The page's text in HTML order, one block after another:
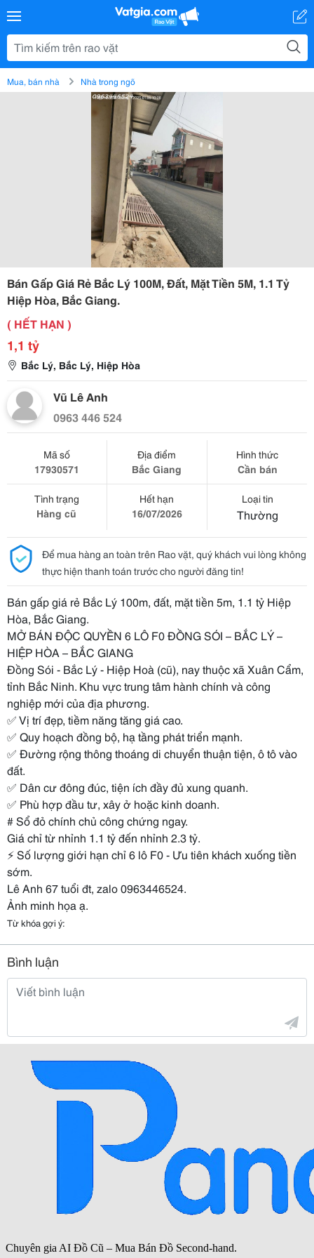
Mua, bán nhà Nhà trong ngõ
Bán Gấp Giá Rẻ Bắc Lý 100M, Đất, Mặt Tiền 5M, 1.1 Tỷ
Hiệp Hòa, Bắc Giang.
( HẾT HẠN )
1,1 tỷ
Bắc Lý, Bắc Lý, Hiệp Hòa
Vũ Lê Anh
0963 446 524
Mã số
17930571
Địa điểm
Bắc Giang
Hình thức
Cần bán
Tình trạng
Hàng cũ
Hết hạn
16/07/2026
Loại tin
Thường
Để mua hàng an toàn trên Rao vặt, quý khách vui lòng không
thực hiện thanh toán trước cho người đăng tin!
Bán gấp giá rẻ Bắc Lý 100m, đất, mặt tiền 5m, 1.1 tỷ Hiệp
Hòa, Bắc Giang.
MỞ BÁN ĐỘC QUYỀN 6 LÔ F0 ĐỒNG SÓI – BẮC LÝ –
HIỆP HÒA – BẮC GIANG
Đồng Sói - Bắc Lý - Hiệp Hoà (cũ), nay thuộc xã Xuân Cẩm,
tỉnh Bắc Ninh. Khu vực trung tâm hành chính và công
nghiệp mới của địa phương.
✅ Vị trí đẹp, tiềm năng tăng giá cao.
✅ Quy hoạch đồng bộ, hạ tầng phát triển mạnh.
✅ Đường rộng thông thoáng di chuyển thuận tiện, ô tô vào
đất.
✅ Dân cư đông đúc, tiện ích đầy đủ xung quanh.
✅ Phù hợp đầu tư, xây ở hoặc kinh doanh.
# Sổ đỏ chính chủ công chứng ngay.
Giá chỉ từ nhỉnh 1.1 tỷ đến nhỉnh 2.3 tỷ.
⚡ Số lượng giới hạn chỉ 6 lô F0 - Ưu tiên khách xuống tiền
sớm.
Lê Anh 67 tuổi đt, zalo 0963446524.
Ảnh minh họa ạ.
Từ khóa gợi ý:
Bình luận